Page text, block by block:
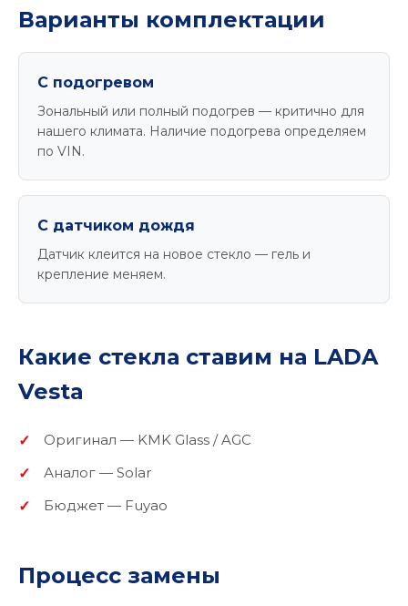
Варианты комплектации
С подогревом
Зональный или полный подогрев — критично для
нашего климата. Наличие подогрева определяем
по VIN.
С датчиком дождя
Датчик клеится на новое стекло — гель и
крепление меняем.
Какие стекла ставим на LADA
Vesta
Оригинал — KMK Glass / AGC
Аналог — Solar
Бюджет — Fuyao
Процесс замены